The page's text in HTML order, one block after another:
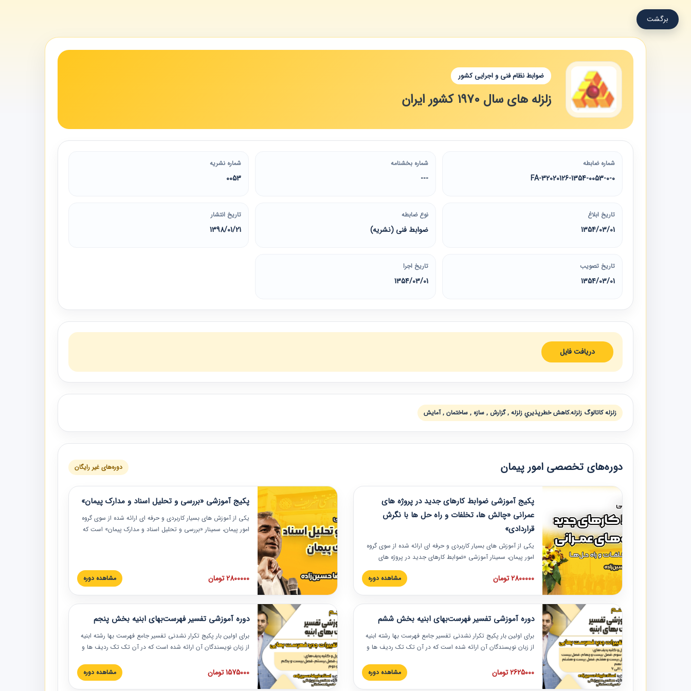
برگشت
ضوابط نظام فنی و اجرایی کشور
زلزله های سال 1970 کشور ایران
شماره ضابطه
32020126-1354-0053-0-0-FA
شماره بخشنامه
---
شماره نشریه
0053
تاریخ ابلاغ
1354/03/01
نوع ضابطه
ضوابط فنی (نشریه)
تاریخ انتشار
1398/01/21
تاریخ تصویب
1354/03/01
تاریخ اجرا
1354/03/01
دریافت فایل
زلزله كاتالوگ زلزله.كاهش خطرپذيري زلزله , گزارش , سازه , ساختمان , آمايش
دوره‌های تخصصی امور پیمان دوره‌های غیر رایگان
پکیج آموزشی ضوابط کارهای جدید در پروژه های
عمرانی «چالش ها، تخلفات و راه حل ها با نگرش
قراردادی»
یکی از آموزش‏‏‏‏‏‏ های بسیار کاربردی و حرفه‏ ای ارائه شده از سوی گروه
امور پیمان، سمینار آموزشی «ضوابط کارهای جدید در پروژه های
عمرانی» چالش ها، تخلفات و راه حل ها با نگرش قراردادی است که
در محل سندیکای شرکت های ساختمانی کشور ارائه شد. در این
به همراه تجربیات عملی ارائه شده است.
2800000 تومان مشاهده دوره
پکیج آموزشی «بررسی و تحلیل اسناد و مدارک پیمان»
یکی از آموزش‏‏‏‏‏‏ های بسیار کاربردی و حرفه‏ ای ارائه شده از سوی گروه
امور پیمان، سمینار «بررسی و تحلیل اسناد و مدارک پیمان» است که
عملی در این خصوص ارائه شده است.
2800000 تومان مشاهده دوره
دوره آموزشی تفسیر فهرست‌بهای ابنیه بخش ششم
برای اولین بار پکیج تکرار نشدنی تفسیر جامع فهرست بها رشته ابنیه
از زبان نویسندگان آن ارائه شده است که در آن تک تک ردیف ها و
تصویری بوده و به همراه تصاویر عملیات اجرایی مرتبط با ردیف های
فهرست بها ارائه شده است. این دوره با کلام مهندس
2625000 تومان مشاهده دوره
دوره آموزشی تفسیر فهرست‌بهای ابنیه بخش پنجم
برای اولین بار پکیج تکرار نشدنی تفسیر جامع فهرست بها رشته ابنیه
از زبان نویسندگان آن ارائه شده است که در آن تک تک ردیف ها و
تصویری بوده و به همراه تصاویر عملیات اجرایی مرتبط با ردیف های
فهرست بها ارائه شده است. این دوره با کلام مهندس
1575000 تومان مشاهده دوره